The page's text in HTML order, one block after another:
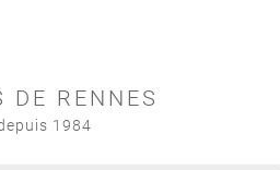
DE RENNES
1984